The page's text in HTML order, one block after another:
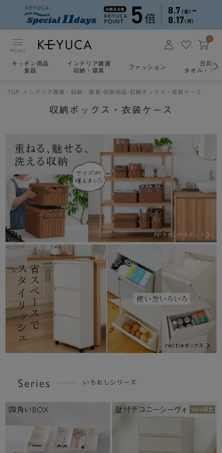
MENU
0
キッチン用品
食器
インテリア雑貨
収納・寝具
ファッション
日用雑
タオル・ア
TOP インテリア雑貨・収納・寝具 収納用品 収納ボックス・衣装ケース
収納ボックス・衣装ケース
Series いちおしシリーズ